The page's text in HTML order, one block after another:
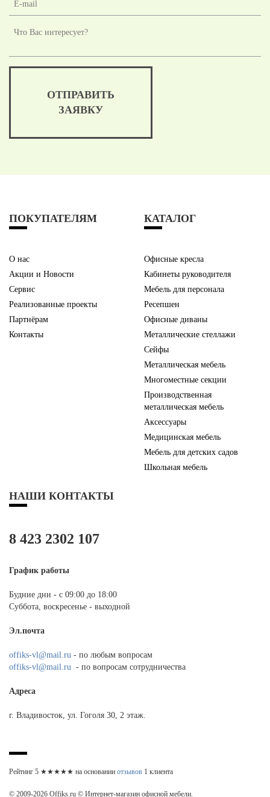
ОТПРАВИТЬ
ЗАЯВКУ
ПОКУПАТЕЛЯМ
О нас
Акции и Новости
Сервис
Реализованные проекты
Партнёрам
Контакты
КАТАЛОГ
Офисные кресла
Кабинеты руководителя
Мебель для персонала
Ресепшен
Офисные диваны
Металлические стеллажи
Сейфы
Металлическая мебель
Многоместные секции
Производственная
металлическая мебель
Аксессуары
Медицинская мебель
Мебель для детских садов
Школьная мебель
НАШИ КОНТАКТЫ
8 423 2302 107
График работы
Будние дни - с 09:00 до 18:00
Суббота, воскресенье - выходной
Эл.почта
offiks-vl@mail.ru - по любым вопросам
offiks-vl@mail.ru - по вопросам сотрудничества
Адреса
г. Владивосток, ул. Гоголя 30, 2 этаж.
Рейтинг 5 ★★★★★ на основании отзывов 1 клиента
© 2009-2026 Offiks.ru © Интернет-магазин офисной мебели.